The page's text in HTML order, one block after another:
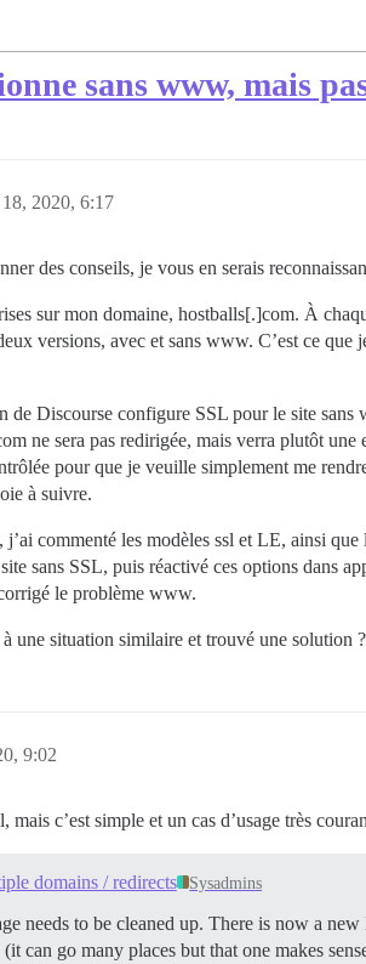
sans www, mais
2020, 6:17
des conseils, je vous en serais
sur mon domaine, hostballs[.]com. À
versions, avec et sans www. C’est ce que
de Discourse configure SSL pour le site
ne sera pas redirigée, mais verra plutôt
pour que je veuille simplement me
à suivre.
commenté les modèles ssl et LE, ainsi
sans SSL, puis réactivé ces options
le problème www.
une situation similaire et trouvé une solution ?
9:02
c’est simple et un cas d’usage très
domains / redirects Sysadmins
needs to be cleaned up. There is now a
can go many places but that one makes